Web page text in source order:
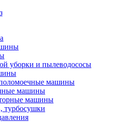
уборки и пылеводососы
машины
машины
машины
турбосушки